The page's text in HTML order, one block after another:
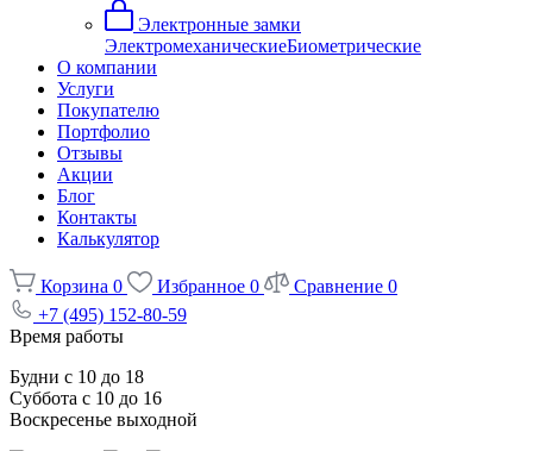
Электронные замки
ЭлектромеханическиеБиометрические
О компании
Услуги
Покупателю
Портфолио
Отзывы
Акции
Блог
Контакты
Калькулятор
Корзина 0 Избранное 0 Сравнение 0
+7 (495) 152-80-59
Время работы
Будни с 10 до 18
Суббота с 10 до 16
Воскресенье выходной